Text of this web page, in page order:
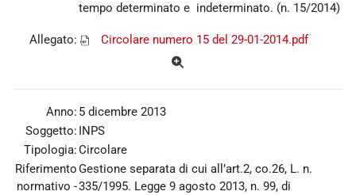
tempo determinato e indeterminato. (n. 15/2014)
Allegato: Circolare numero 15 del 29-01-2014.pdf
Anno: 5 dicembre 2013
Soggetto: INPS
Tipologia:Circolare
Riferimento
normativo -
Gestione separata di cui all’art.2, co.26, L. n.
335/1995. Legge 9 agosto 2013, n. 99, di